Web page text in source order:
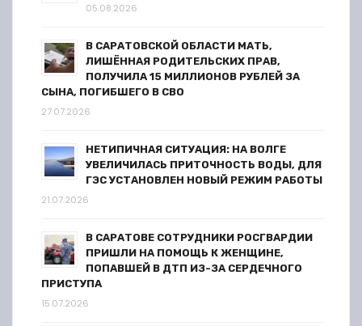
05.08.2026
В САРАТОВСКОЙ ОБЛАСТИ МАТЬ,
ЛИШЁННАЯ РОДИТЕЛЬСКИХ ПРАВ,
ПОЛУЧИЛА 15 МИЛЛИОНОВ РУБЛЕЙ ЗА
СЫНА, ПОГИБШЕГО В СВО
27.07.2026
НЕТИПИЧНАЯ СИТУАЦИЯ: НА ВОЛГЕ
УВЕЛИЧИЛАСЬ ПРИТОЧНОСТЬ ВОДЫ, ДЛЯ
ГЭС УСТАНОВЛЕН НОВЫЙ РЕЖИМ РАБОТЫ
21.07.2026
В САРАТОВЕ СОТРУДНИКИ РОСГВАРДИИ
ПРИШЛИ НА ПОМОЩЬ К ЖЕНЩИНЕ,
ПОПАВШЕЙ В ДТП ИЗ-ЗА СЕРДЕЧНОГО
ПРИСТУПА
15.07.2026